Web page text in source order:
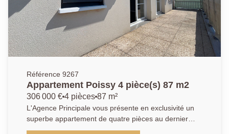
Référence 9267
Appartement Poissy 4 pièce(s) 87 m2
306 000 € 4 pièces 87 m²
L'Agence Principale vous présente en exclusivité un
superbe appartement de quatre pièces au dernier
étage d'une copropriété calme et sécurisée datant de